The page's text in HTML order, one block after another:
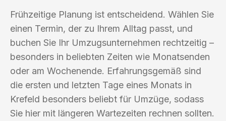
Frühzeitige Planung ist entscheidend. Wählen Sie
einen Termin, der zu Ihrem Alltag passt, und
buchen Sie Ihr Umzugsunternehmen rechtzeitig –
besonders in beliebten Zeiten wie Monatsenden
oder am Wochenende. Erfahrungsgemäß sind
die ersten und letzten Tage eines Monats in
Krefeld besonders beliebt für Umzüge, sodass
Sie hier mit längeren Wartezeiten rechnen sollten.